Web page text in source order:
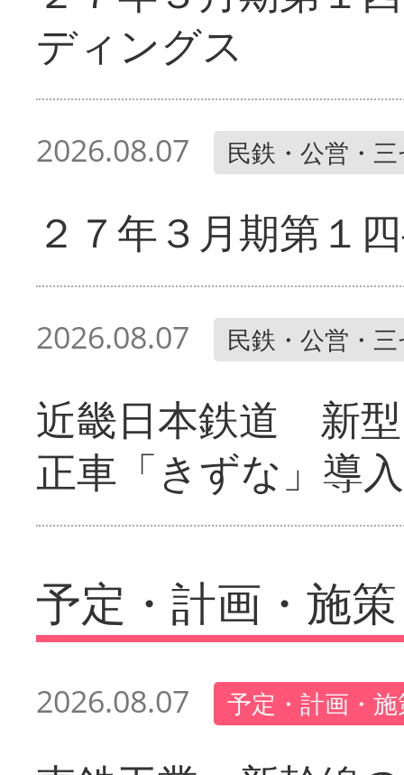
ディングス
2026.08.07 民鉄・公営・
２７年３月期第１
2026.08.07 民鉄・公営・
近畿日本鉄道 新
正車「きずな」導入
予定・計画・施策
2026.08.07 予定・計画・